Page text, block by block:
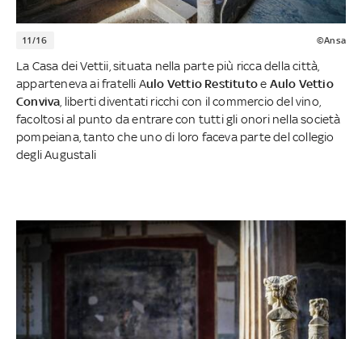
11/16 ©Ansa
La Casa dei Vettii, situata nella parte più ricca della città,
apparteneva ai fratelli Aulo Vettio Restitutoe Aulo Vettio
Conviva , liberti diventati ricchi con il commercio del vino,
facoltosi al punto da entrare con tutti gli onori nella società
pompeiana, tanto che uno di loro faceva parte del collegio
degli Augustali